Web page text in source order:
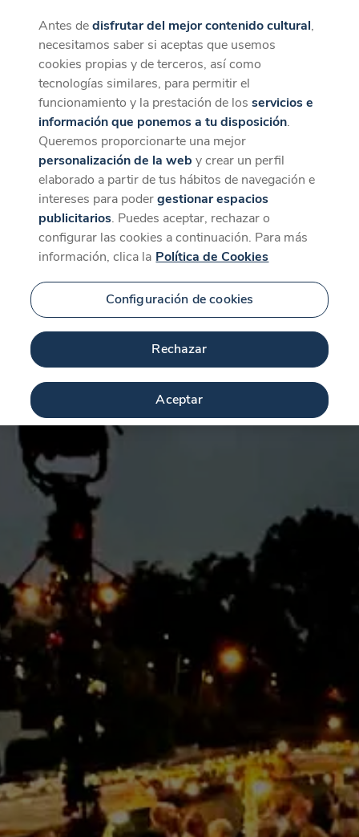
CaixaForum+
La mejor experiencia desde la App
Descargar
Antes dedisfrutar del mejor contenido cultural,
necesitamos saber si aceptas que usemos
cookies propias y de terceros, así como
tecnologías similares, para permitir el
funcionamiento y la prestación de losservicios e
información que ponemos a tu disposición.
Queremos proporcionarte una mejor
personalización de la web y crear un perfil
elaborado a partir de tus hábitos de navegación e
intereses para podergestionar espacios
publicitarios. Puedes aceptar, rechazar o
configurar las cookies a continuación. Para más
información, clica la Política de Cookies
Configuración de cookies
Rechazar
Aceptar